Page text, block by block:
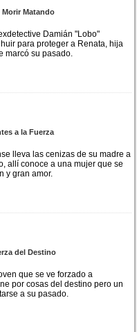
Matando
Damián "Lobo"
para proteger a Renata, hija
marcó su pasado.
a la Fuerza
lleva las cenizas de su madre a
allí conoce a una mujer que se
y gran amor.
del Destino
que se ve forzado a
por cosas del destino pero un
a su pasado.